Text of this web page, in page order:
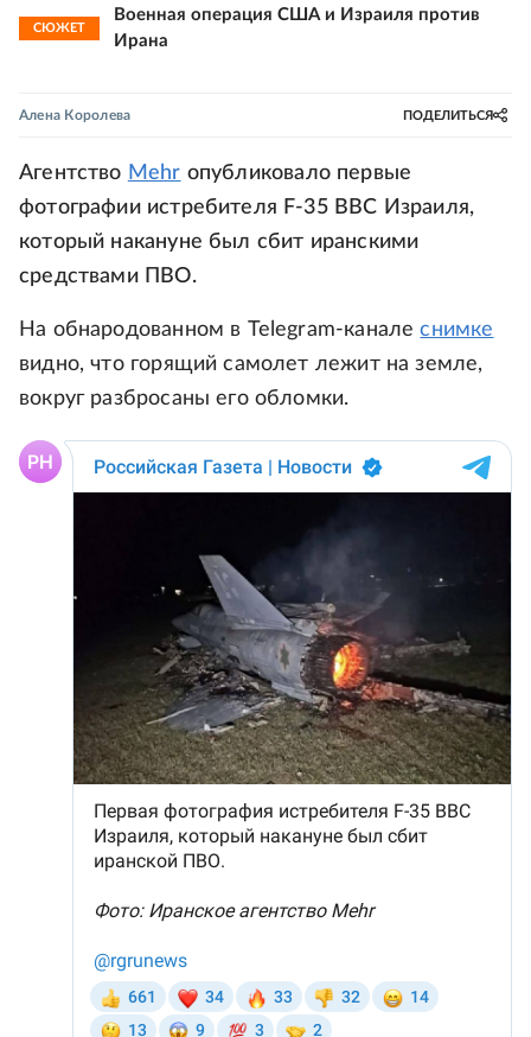
СЮЖЕТ
Военная операция США и Израиля против
Ирана
Алена Королева ПОДЕЛИТЬСЯ
Агентство Mehr опубликовало первые
фотографии истребителя F-35 ВВС Израиля,
который накануне был сбит иранскими
средствами ПВО.
На обнародованном в Telegram-каналеснимке
видно, что горящий самолет лежит на земле,
вокруг разбросаны его обломки.